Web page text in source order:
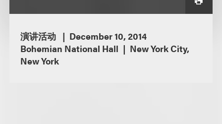
演讲活动
December 10, 2014
Bohemian National Hall
New York City,
New York